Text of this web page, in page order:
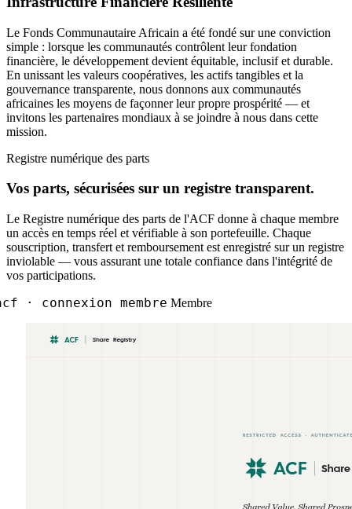
Le Fonds Communautaire Africain a été fondé sur une conviction
simple : lorsque les communautés contrôlent leur fondation
financière, le développement devient équitable, inclusif et durable.
En unissant les valeurs coopératives, les actifs tangibles et la
gouvernance transparente, nous donnons aux communautés
africaines les moyens de façonner leur propre prospérité — et
invitons les partenaires mondiaux à se joindre à nous dans cette
mission.
Registre numérique des parts
Vos parts, sécurisées sur un registre transparent.
Le Registre numérique des parts de l'ACF donne à chaque membre
un accès en temps réel et vérifiable à son portefeuille. Chaque
souscription, transfert et remboursement est enregistré sur un registre
inviolable — vous assurant une totale confiance dans l'intégrité de
vos participations.
· connexion membre Membre